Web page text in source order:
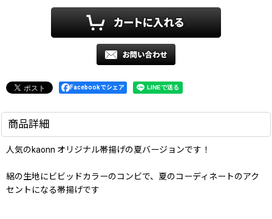
Facebookでシェア
商品詳細
人気のkaonn オリジナル帯揚げの夏バージョンです！
絽の生地にビビッドカラーのコンビで、夏のコーディネートのアク
セントになる帯揚げです